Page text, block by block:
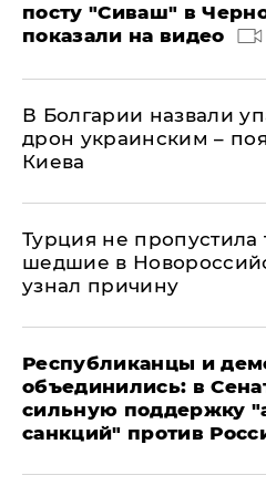
посту "Сиваш" в
показали на видео
В Болгарии назвали
дрон украинским –
Киева
Турция не пропустила
шедшие в
узнал причину
Республиканцы и
объединились: в
сильную поддержку
санкций" против